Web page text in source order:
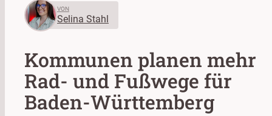
VON
Selina Stahl
Kommunen planen mehr
Rad- und Fußwege für
Baden-Württemberg